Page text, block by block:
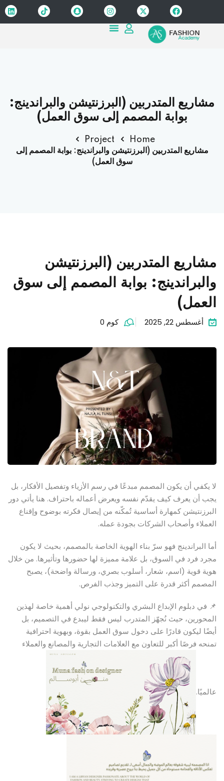
مشاريع المتدربين (البرزنتيشن والبراندينج:
بوابة المصمم إلى سوق العمل)
Home
Project
مشاريع المتدربين (البرزنتيشن والبراندينج: بوابة المصمم إلى
سوق العمل)
مشاريع المتدربين (البرزنتيشن
والبراندينج: بوابة المصمم إلى سوق
العمل)
أغسطس 22, 2025 كوم 0
لا يكفي أن يكون المصمم مبدعًا في رسم الأزياء وتفصيل الأفكار، بل
يجب أن يعرف كيف يقدّم نفسه ويعرض أعماله باحتراف. هنا يأتي دور
البرزنتيشن كمهارة أساسية تُمكّنه من إيصال فكرته بوضوح وإقناع
العملاء وأصحاب الشركات بجودة عمله.
أما البراندينج فهو سرّ بناء الهوية الخاصة بالمصمم، بحيث لا يكون
مجرد فرد في السوق، بل علامة مميزة لها حضورها وتأثيرها. من خلال
هوية قوية (اسم، شعار، أسلوب بصري، ورسالة واضحة)، يصبح
المصمم أكثر قدرة على التميز وجذب الفرص.
📌 في دبلوم الإبداع البشري والتكنولوجي نولي أهمية خاصة لهذين
المحورين، حيث نُجهّز المتدرب ليس فقط ليبدع في التصميم، بل
أيضًا ليكون قادرًا على دخول سوق العمل بقوة، وبهوية احترافية
تمنحه فرصًا أكبر للتعاون مع العلامات التجارية والمصانع والعملاء
عالميًا.
Sign in
Sign up